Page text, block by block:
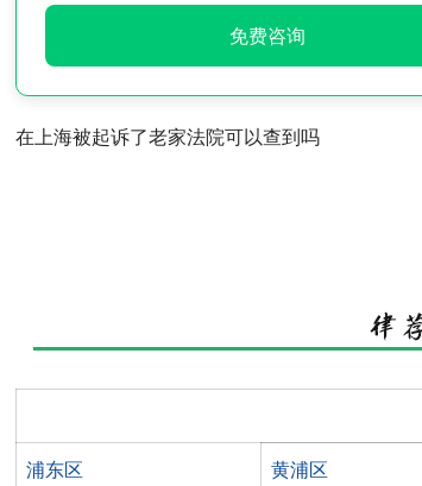
免费咨询
在上海被起诉了老家法院可以查到吗
浦东区 黄浦区